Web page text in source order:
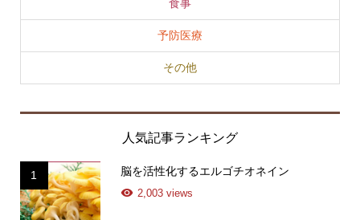
食事
予防医療
その他
人気記事ランキング
1 脳を活性化するエルゴチオネイン
2,003 views